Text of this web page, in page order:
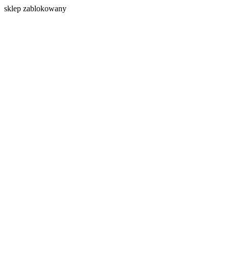
sklep zablokowany